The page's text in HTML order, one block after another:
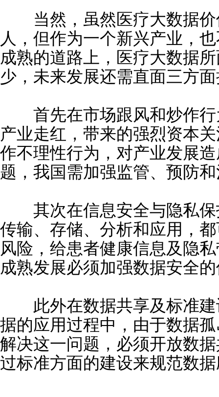
当然，虽然医疗大数据价
人，但作为一个新兴产业，
成熟的道路上，医疗大数据
少，未来发展还需直面三方
首先在市场跟风和炒作行
产业走红，带来的强烈资本
作不理性行为，对产业发展
题，我国需加强监管、预防
其次在信息安全与隐私保
传输、存储、分析和应用，
风险，给患者健康信息及隐
成熟发展必须加强数据安全
此外在数据共享及标准建
据的应用过程中，由于数据
解决这一问题，必须开放数
过标准方面的建设来规范数